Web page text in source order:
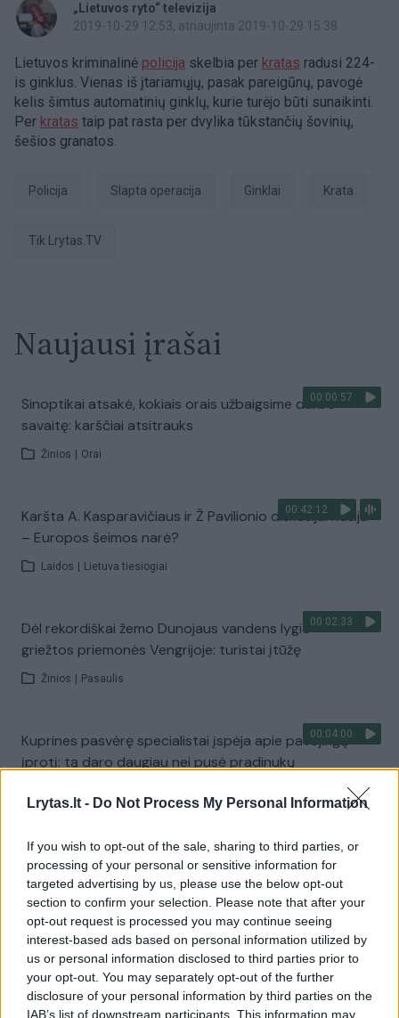
Lrytas.lt - Do Not Process My Personal Information
If you wish to opt-out of the sale, sharing to third parties, or
processing of your personal or sensitive information for
targeted advertising by us, please use the below opt-out
section to confirm your selection. Please note that after your
opt-out request is processed you may continue seeing
interest-based ads based on personal information utilized by
us or personal information disclosed to third parties prior to
your opt-out. You may separately opt-out of the further
disclosure of your personal information by third parties on the
IAB’s list of downstream participants. This information may
„Lietuvos ryto“ televizija
2019-10-29 12:53, atnaujinta 2019-10-29 15:38
Lietuvos kriminalinė policija skelbia per kratas radusi 224-
is ginklus. Vienas iš įtariamųjų, pasak pareigūnų, pavogė
kelis šimtus automatinių ginklų, kurie turėjo būti sunaikinti.
Per kratas taip pat rasta per dvylika tūkstančių šovinių,
šešios granatos.
Policija slapta operacija Ginklai krata
tik Lrytas.TV
Naujausi įrašai
00:00:57
Sinoptikai atsakė, kokiais orais užbaigsime darbo
savaitę: karščiai atsitrauks
Žinios Orai
00:42:12
Karšta A. Kasparavičiaus ir Ž Pavilionio diskusija: Rusija
– Europos šeimos narė?
Laidos Lietuva tiesiogiai
00:02:33
Dėl rekordiškai žemo Dunojaus vandens lygio –
griežtos priemonės Vengrijoje: turistai įtūžę
Žinios Pasaulis
00:04:00
Kuprines pasvėrę specialistai įspėja apie pavojingą
įprotį: tą daro daugiau nei pusė pradinukų
Visi įrašai
Žiūrimiausi įrašai
00:00:30
Vaizdai iš tragiškos avarijos Vilniaus r.: dviejų moterų ir